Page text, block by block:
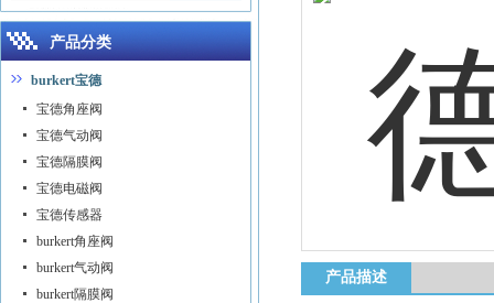
产品描述
产品分类
burkert宝德
宝德角座阀
宝德气动阀
宝德隔膜阀
宝德电磁阀
宝德传感器
burkert角座阀
burkert气动阀
burkert隔膜阀